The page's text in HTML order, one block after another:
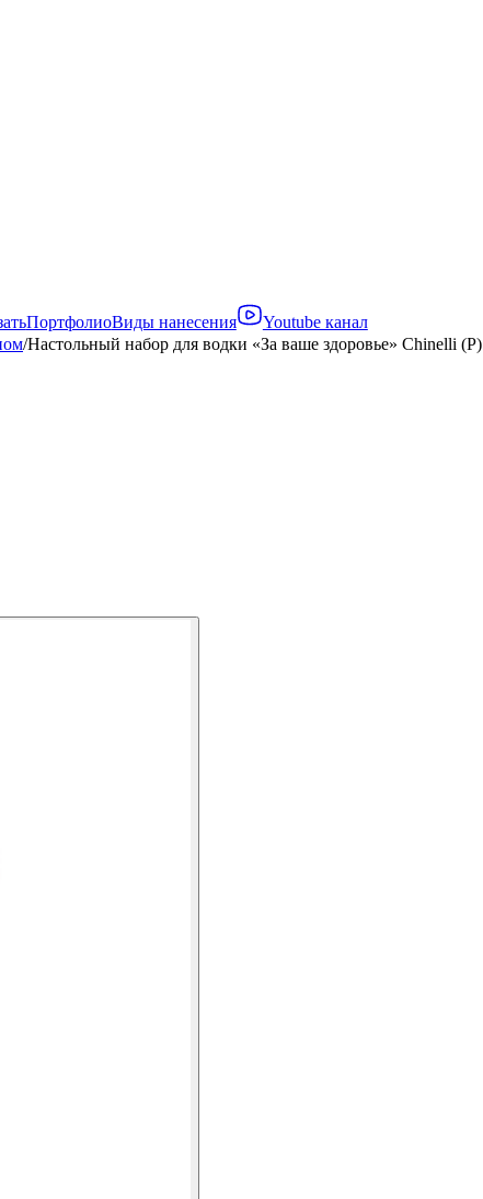
ПортфолиоВиды нанесения
Youtube канал
/Настольный набор для водки «За ваше здоровье» Chinelli (Р)